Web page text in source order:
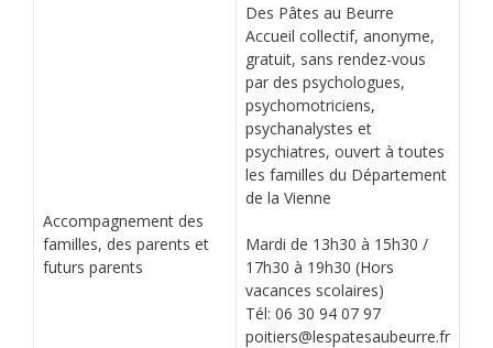
Accompagnement des
familles, des parents et
futurs parents
Des Pâtes au Beurre
Accueil collectif, anonyme,
gratuit, sans rendez-vous
par des psychologues,
psychomotriciens,
psychanalystes et
psychiatres, ouvert à toutes
les familles du Département
de la Vienne
Mardi de 13h30 à 15h30 /
17h30 à 19h30 (Hors
vacances scolaires)
Tél: 06 30 94 07 97
poitiers@lespatesaubeurre.fr